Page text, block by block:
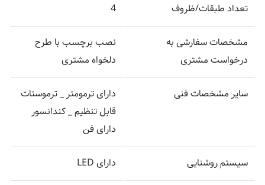
تعداد طبقات/ظروف 4
مشخصات سفارشی به
درخواست مشتری
نصب برچسب با طرح
دلخواه مشتری
سایر مشخصات فنی
دارای ترمومتر _ ترموستات
قابل تنظیم _ کندانسور
دارای فن
سیستم روشنایی دارای LED